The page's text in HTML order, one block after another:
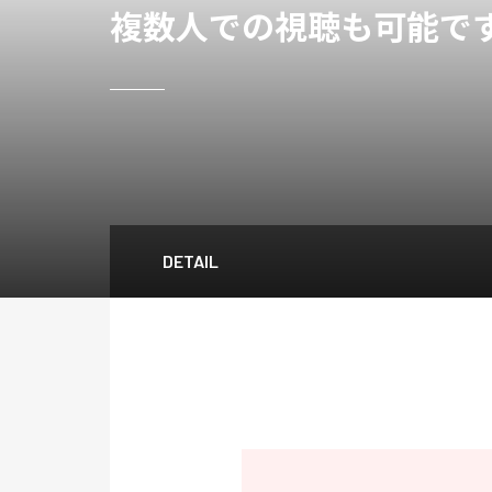
複数人での視聴も可能で
DETAIL